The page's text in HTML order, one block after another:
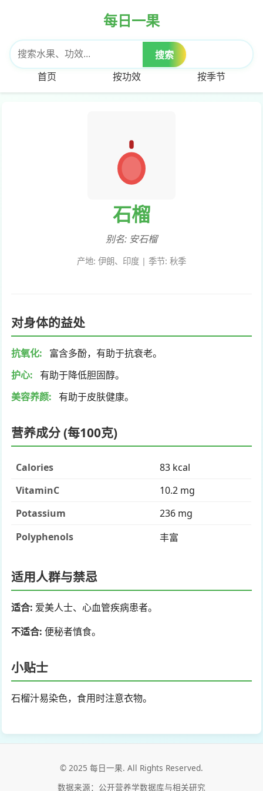
每日一果
首页 按功效 按季节
搜索
石榴
别名: 安石榴
产地: 伊朗、印度 | 季节: 秋季
对身体的益处
抗氧化:
富含多酚，有助于抗衰老。
护心: 有助于降低胆固醇。
美容养颜: 有助于皮肤健康。
营养成分 (每100克)
Calories
83 kcal
VitaminC
10.2 mg
Potassium
236 mg
Polyphenols
丰富
适用人群与禁忌
适合: 爱美人士、心血管疾病患者。
不适合: 便秘者慎食。
小贴士
石榴汁易染色，食用时注意衣物。
© 2025 每日一果. All Rights Reserved.
数据来源：公开营养学数据库与相关研究